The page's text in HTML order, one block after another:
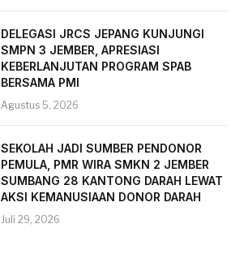
DELEGASI JRCS JEPANG KUNJUNGI
SMPN 3 JEMBER, APRESIASI
KEBERLANJUTAN PROGRAM SPAB
BERSAMA PMI
Agustus 5, 2026
SEKOLAH JADI SUMBER PENDONOR
PEMULA, PMR WIRA SMKN 2 JEMBER
SUMBANG 28 KANTONG DARAH LEWAT
AKSI KEMANUSIAAN DONOR DARAH
Juli 29, 2026